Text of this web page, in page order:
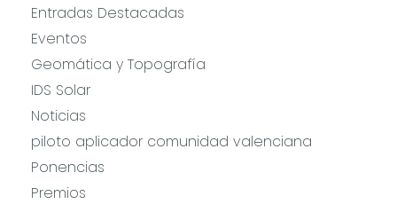
Entradas Destacadas
Eventos
Geomática y Topografía
IDS Solar
Noticias
piloto aplicador comunidad valenciana
Ponencias
Premios